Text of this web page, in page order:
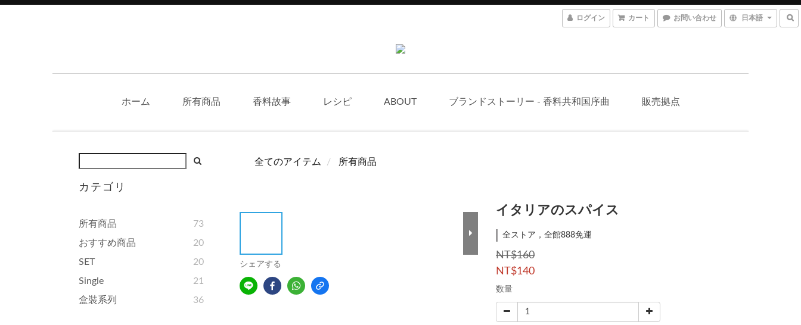
ログイン カート お問い合わせ 日本語
ホーム 所有商品 香料故事 レシピ ABOUT ブランドストーリー - 香料共和国序曲 販売拠点
カテゴリ
所有商品
73
おすすめ商品
20
SET
20
Single
21
盒裝系列
36
全てのアイテム 所有商品
シェアする
イタリアのスパイス
全ストア，全館888免運
NT$160
NT$140
数量